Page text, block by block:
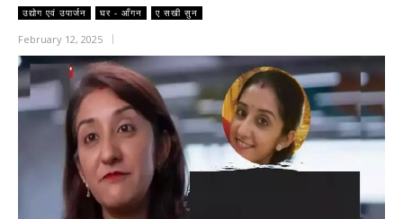
उद्योग एवं उपार्जन घर - आँगन ए सखी सुन
February 12, 2025